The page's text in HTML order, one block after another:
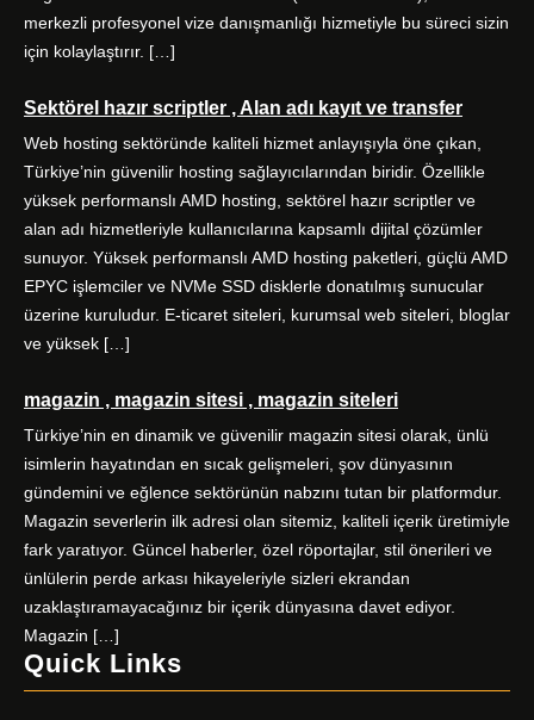
merkezli profesyonel vize danışmanlığı hizmetiyle bu süreci sizin
için kolaylaştırır. […]
Sektörel hazır scriptler , Alan adı kayıt ve transfer
Web hosting sektöründe kaliteli hizmet anlayışıyla öne çıkan,
Türkiye’nin güvenilir hosting sağlayıcılarından biridir. Özellikle
yüksek performanslı AMD hosting, sektörel hazır scriptler ve
alan adı hizmetleriyle kullanıcılarına kapsamlı dijital çözümler
sunuyor. Yüksek performanslı AMD hosting paketleri, güçlü AMD
EPYC işlemciler ve NVMe SSD disklerle donatılmış sunucular
üzerine kuruludur. E-ticaret siteleri, kurumsal web siteleri, bloglar
ve yüksek […]
magazin , magazin sitesi , magazin siteleri
Türkiye’nin en dinamik ve güvenilir magazin sitesi olarak, ünlü
isimlerin hayatından en sıcak gelişmeleri, şov dünyasının
gündemini ve eğlence sektörünün nabzını tutan bir platformdur.
Magazin severlerin ilk adresi olan sitemiz, kaliteli içerik üretimiyle
fark yaratıyor. Güncel haberler, özel röportajlar, stil önerileri ve
ünlülerin perde arkası hikayeleriyle sizleri ekrandan
uzaklaştıramayacağınız bir içerik dünyasına davet ediyor.
Magazin […]
Quick Links